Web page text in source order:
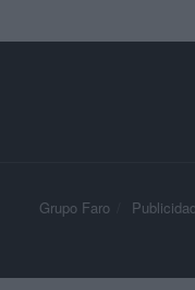
Grupo Faro Publicidad